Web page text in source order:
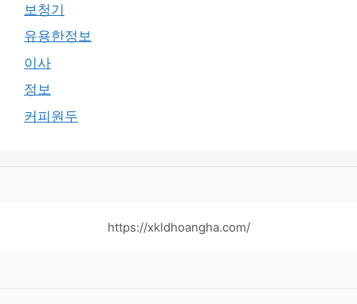
보청기
유용한정보
이사
정보
커피원두
https://xkldhoangha.com/